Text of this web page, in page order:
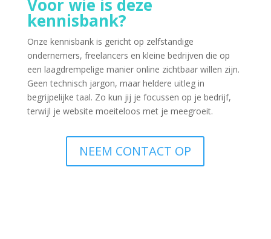
Voor wie is deze
kennisbank?
Onze kennisbank is gericht op zelfstandige
ondernemers, freelancers en kleine bedrijven die op
een laagdrempelige manier online zichtbaar willen zijn.
Geen technisch jargon, maar heldere uitleg in
begrijpelijke taal. Zo kun jij je focussen op je bedrijf,
terwijl je website moeiteloos met je meegroeit.
NEEM CONTACT OP